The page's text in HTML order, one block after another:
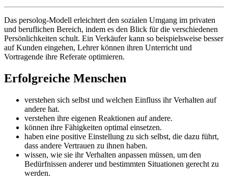
Das persolog-Modell erleichtert den sozialen Umgang im privaten
und beruflichen Bereich, indem es den Blick für die verschiedenen
Persönlichkeiten schult. Ein Verkäufer kann so beispielsweise besser
auf Kunden eingehen, Lehrer können ihren Unterricht und
Vortragende ihre Referate optimieren.
Erfolgreiche Menschen
verstehen sich selbst und welchen Einfluss ihr Verhalten auf
andere hat.
verstehen ihre eigenen Reaktionen auf andere.
können ihre Fähigkeiten optimal einsetzen.
haben eine positive Einstellung zu sich selbst, die dazu führt,
dass andere Vertrauen zu ihnen haben.
wissen, wie sie ihr Verhalten anpassen müssen, um den
Bedürfnissen anderer und bestimmten Situationen gerecht zu
werden.